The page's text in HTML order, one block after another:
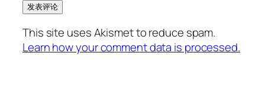
This site uses Akismet to reduce spam.
Learn how your comment data is processed.